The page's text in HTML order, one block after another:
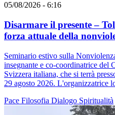
05/08/2026 - 6:16
Disarmare il presente –
forza attuale della
Seminario estivo sulla
insegnante e co-coordinatrice del
Svizzera italiana, che si terrà
29 agosto 2026. L'organizzatrice
Pace Filosofia Dialogo Spiritualità